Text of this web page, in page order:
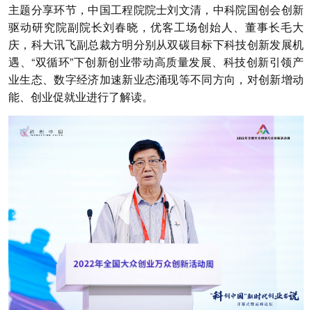
主题分享环节，中国工程院院士刘文清，中科院国创会创新
驱动研究院副院长刘春晓，优客工场创始人、董事长毛大
庆，科大讯飞副总裁方明分别从双碳目标下科技创新发展机
遇、“双循环”下创新创业带动高质量发展、科技创新引领产
业生态、数字经济加速新业态涌现等不同方向，对创新增动
能、创业促就业进行了解读。